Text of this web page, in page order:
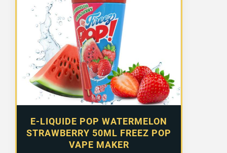
E-LIQUIDE POP WATERMELON
STRAWBERRY 50ML FREEZ POP
VAPE MAKER